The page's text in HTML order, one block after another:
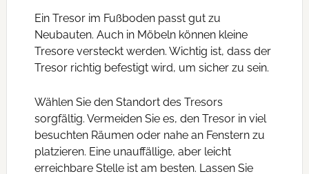
Ein Tresor im Fußboden passt gut zu
Neubauten. Auch in Möbeln können kleine
Tresore versteckt werden. Wichtig ist, dass der
Tresor richtig befestigt wird, um sicher zu sein.
Wählen Sie den Standort des Tresors
sorgfältig. Vermeiden Sie es, den Tresor in viel
besuchten Räumen oder nahe an Fenstern zu
platzieren. Eine unauffällige, aber leicht
erreichbare Stelle ist am besten. Lassen Sie